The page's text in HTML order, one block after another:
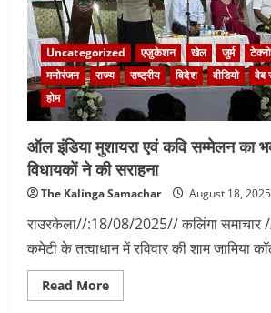
Uncategorized एजुकेशन खेल जुर्म
मनोरंजन
राज्य राष्ट्रीय विदेश वीडियो वेब
होम
ऑल इंडिया मुशायरा एवं कवि सम्मेलन का
विधायकों ने की सराहना
The Kalinga Samachar August 18, 2025
राउरकेला//:18/08/2025// कलिंगा समाचार
कमेटी के तत्वाधान में रविवार की शाम जामिया
Read MoreRead
more